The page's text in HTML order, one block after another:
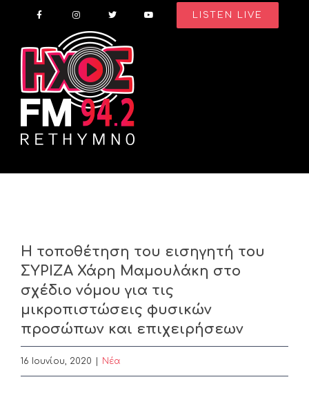
content
LISTEN LIVE
Η τοποθέτηση του εισηγητή του
ΣΥΡΙΖΑ Χάρη Μαμουλάκη στο
σχέδιο νόμου για τις
μικροπιστώσεις φυσικών
προσώπων και επιχειρήσεων
16 Ιουνίου, 2020 Nέα